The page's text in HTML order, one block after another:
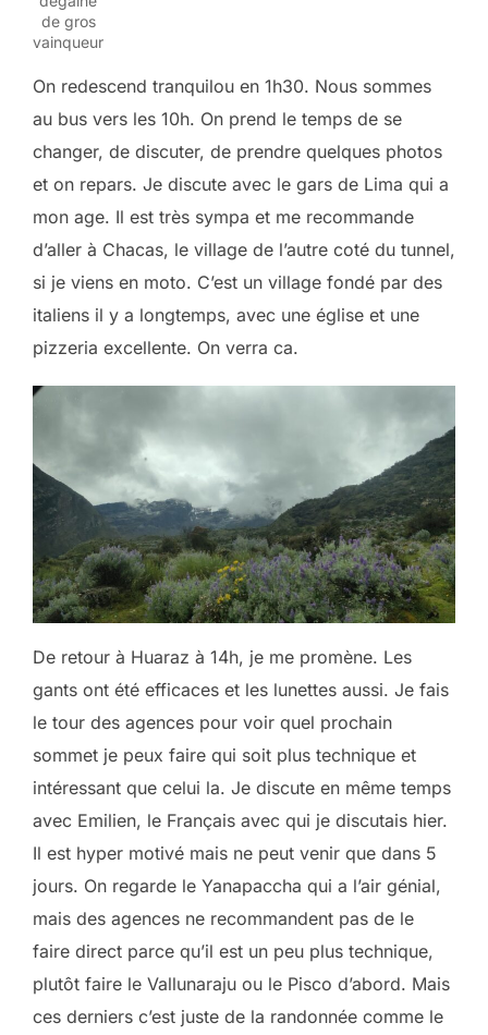
de gros
vainqueur
On redescend tranquilou en 1h30. Nous sommes
au bus vers les 10h. On prend le temps de se
changer, de discuter, de prendre quelques photos
et on repars. Je discute avec le gars de Lima qui a
mon age. Il est très sympa et me recommande
d’aller à Chacas, le village de l’autre coté du tunnel,
si je viens en moto. C’est un village fondé par des
italiens il y a longtemps, avec une église et une
pizzeria excellente. On verra ca.
De retour à Huaraz à 14h, je me promène. Les
gants ont été efficaces et les lunettes aussi. Je fais
le tour des agences pour voir quel prochain
sommet je peux faire qui soit plus technique et
intéressant que celui la. Je discute en même temps
avec Emilien, le Français avec qui je discutais hier.
Il est hyper motivé mais ne peut venir que dans 5
jours. On regarde le Yanapaccha qui a l’air génial,
mais des agences ne recommandent pas de le
faire direct parce qu’il est un peu plus technique,
plutôt faire le Vallunaraju ou le Pisco d’abord. Mais
ces derniers c’est juste de la randonnée comme le